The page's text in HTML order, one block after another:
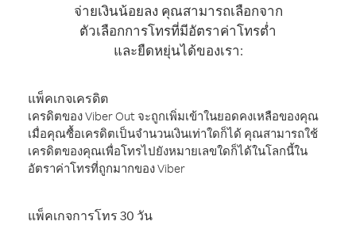
จ่ายเงินน้อยลง คุณสามารถเลือกจาก
ตัวเลือกการโทรที่มีอัตราค่าโทรต่ำ
และยืดหยุ่นได้ของเรา:
แพ็คเกจเครดิต
เครดิตของ Viber Out จะถูกเพิ่มเข้าในยอดคงเหลือของคุณ
เมื่อคุณซื้อเครดิตเป็นจำนวนเงินเท่าใดก็ได้ คุณสามารถใช้
เครดิตของคุณเพื่อโทรไปยังหมายเลขใดก็ได้ในโลกนี้ใน
อัตราค่าโทรที่ถูกมากของ Viber
แพ็คเกจการโทร 30 วัน